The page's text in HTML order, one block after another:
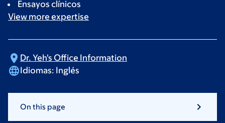
Ensayos clínicos
View more expertise
Dr. Yeh's Office Information
Idiomas: Inglés
On this page